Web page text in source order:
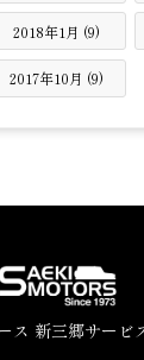
2018年1月 (9)
2017年10月 (9)
ス 新三郷サービ